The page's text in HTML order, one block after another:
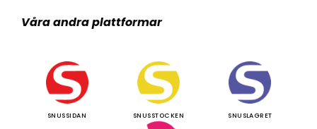
Våra andra plattformar
SNUSSIDAN SNUSSTOCKEN SNUSLAGRET